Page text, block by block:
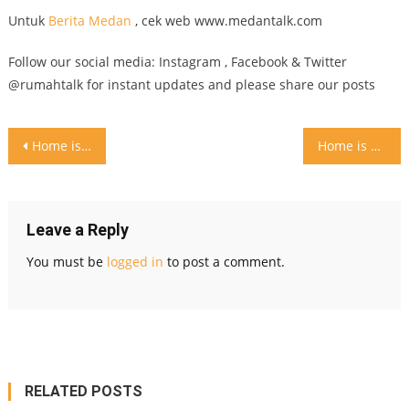
Untuk Berita Medan , cek web www.medantalk.com
Follow our social media: Instagram , Facebook & Twitter
@rumahtalk for instant updates and please share our posts
Post
Home is where you hang your heart Home is not a place Home is a feeling
Leave a Reply
You must be logged in to post a comment.
RELATED POSTS